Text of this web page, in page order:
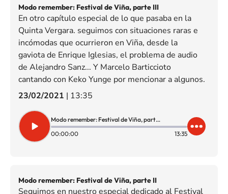
Modo remember: Festival de Viña, parte III
En otro capítulo especial de lo que pasaba en la
Quinta Vergara. seguimos con situaciones raras e
incómodas que ocurrieron en Viña, desde la
gaviota de Enrique Iglesias, el problema de audio
de Alejandro Sanz... Y Marcelo Barticcioto
cantando con Keko Yunge por mencionar a algunos.
23/02/2021 | 13:35
Modo remember: Festival de Viña, parte III
00:00:00
13:35
Modo remember: Festival de Viña, parte II
Seguimos en nuestro especial dedicado al Festival